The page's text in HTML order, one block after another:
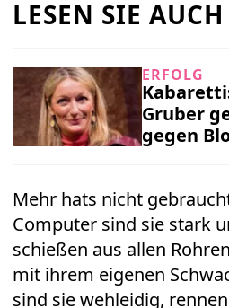
LESEN SIE AUCH
ERFOLG
Gruber
gegen
Mehr hats nicht
Computer sind sie stark
schießen aus allen
mit ihrem eigenen
sind sie wehleidig,